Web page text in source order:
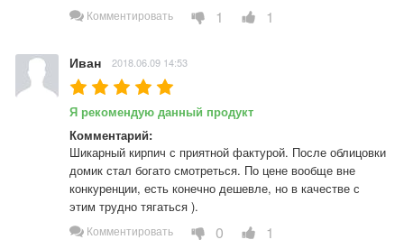
Комментировать 1 1
Иван 2018.06.09 14:53
Я рекомендую данный продукт
Комментарий:
Шикарный кирпич с приятной фактурой. После облицовки
домик стал богато смотреться. По цене вообще вне
конкуренции, есть конечно дешевле, но в качестве с
этим трудно тягаться ).
Комментировать 0 1